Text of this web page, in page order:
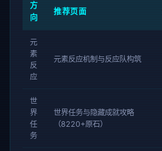
方
向
推荐页面
元
素
反
应
元素反应机制与反应队构筑
世
界
任
务
世界任务与隐藏成就攻略
（8220+原石）